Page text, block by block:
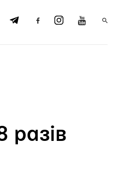
разів